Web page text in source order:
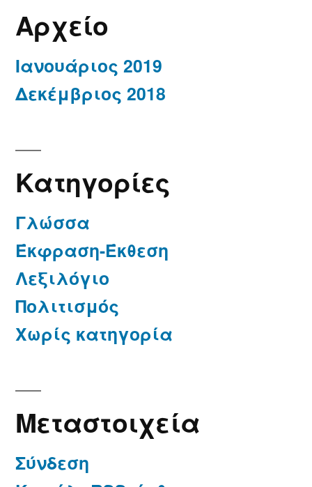
Αρχείο
Ιανουάριος 2019
Δεκέμβριος 2018
Kατηγορίες
Γλώσσα
Έκφραση-Έκθεση
Λεξιλόγιο
Πολιτισμός
Χωρίς κατηγορία
Μεταστοιχεία
Σύνδεση